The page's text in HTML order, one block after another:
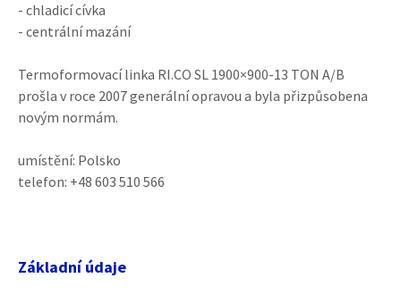
- chladicí cívka
- centrální mazání
Termoformovací linka RI.CO SL 1900×900-13 TON A/B
prošla v roce 2007 generální opravou a byla přizpůsobena
novým normám.
umístění: Polsko
telefon: +48 603 510 566
Základní údaje